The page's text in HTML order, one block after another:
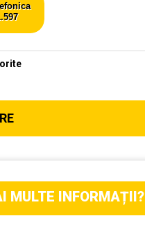
MULTE INFORMAȚII?